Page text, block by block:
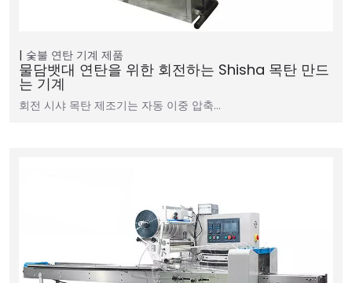
숯불 연탄 기계 제품
물담뱃대 연탄을 위한 회전하는 Shisha 목탄 만드
는 기계
회전 시샤 목탄 제조기는 자동 이중 압축…